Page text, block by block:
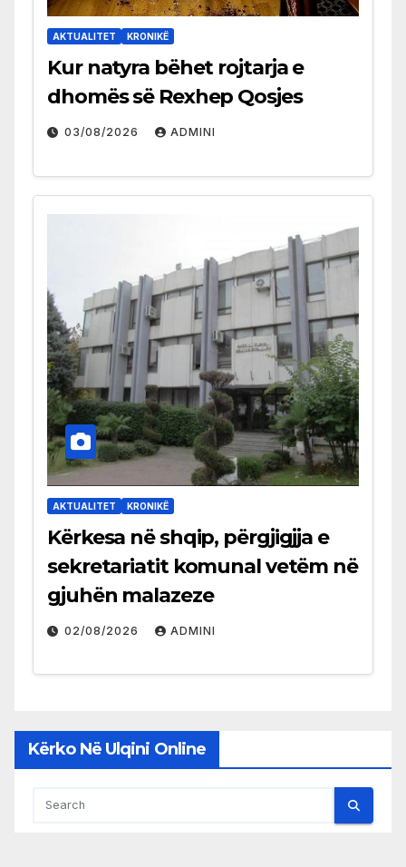
AKTUALITET KRONIKË
Kur natyra bëhet rojtarja e
dhomës së Rexhep Qosjes
03/08/2026 ADMINI
AKTUALITET KRONIKË
Kërkesa në shqip, përgjigjja e
sekretariatit komunal vetëm në
gjuhën malazeze
02/08/2026 ADMINI
Kërko Në Ulqini Online